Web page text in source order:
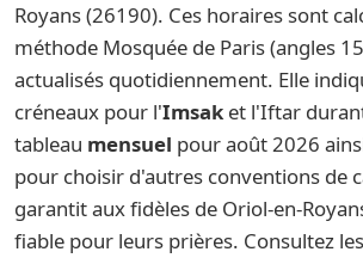
Royans (26190). Ces horaires sont
méthode Mosquée de Paris (angles
actualisés quotidiennement. Elle
créneaux pour l'Imsak et l'Iftar
tableau mensuel pour août 2026
pour choisir d'autres conventions de
garantit aux fidèles de Oriol-en-
fiable pour leurs prières. Consultez les